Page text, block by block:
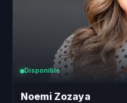
Disponible
Noemi Zozaya